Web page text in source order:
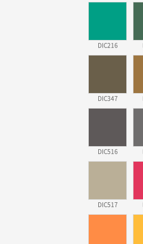
DIC216
DIC347
DIC516
DIC517